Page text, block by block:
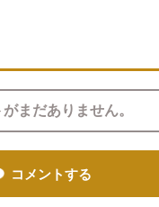
まだありません。
コメントする